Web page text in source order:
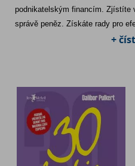
podnikatelským financím. Zjístíte
správě peněz. Získáte rady pro
podnikatelských financí a
+